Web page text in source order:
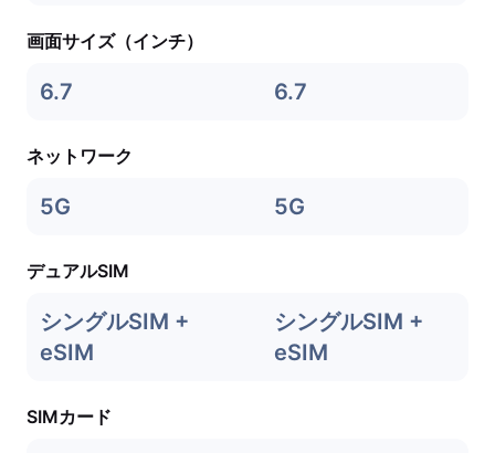
画面サイズ（インチ）
6.7 6.7
ネットワーク
5G 5G
デュアルSIM
シングルSIM +
eSIM
シングルSIM +
eSIM
SIMカード